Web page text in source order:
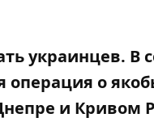
украинцев. В
о
и Кривом